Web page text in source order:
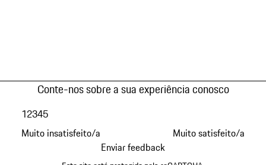
Conte-nos sobre a sua experiência conosco
Muito insatisfeito/a
12345
Muito satisfeito/a
Enviar feedback